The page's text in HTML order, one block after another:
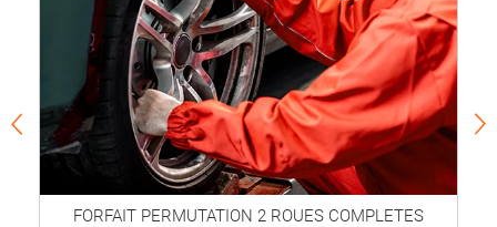
FORFAIT PERMUTATION 2 ROUES COMPLETES